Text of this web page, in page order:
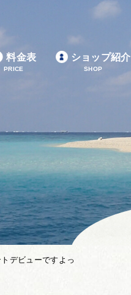
料金表
PRICE
ショップ紹介
SHOP
デビューですよっ